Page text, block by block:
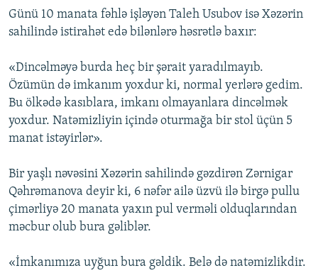
Günü 10 manata fəhlə işləyən Taleh Usubov isə Xəzərin
sahilində istirahət edə bilənlərə həsrətlə baxır:
«Dincəlməyə burda heç bir şərait yaradılmayıb.
Özümün də imkanım yoxdur ki, normal yerlərə gedim.
Bu ölkədə kasıblara, imkanı olmayanlara dincəlmək
yoxdur. Natəmizliyin içində oturmağa bir stol üçün 5
manat istəyirlər».
Bir yaşlı nəvəsini Xəzərin sahilində gəzdirən Zərnigar
Qəhrəmanova deyir ki, 6 nəfər ailə üzvü ilə birgə pullu
çimərliyə 20 manata yaxın pul verməli olduqlarından
məcbur olub bura gəliblər.
«İmkanımıza uyğun bura gəldik. Belə də natəmizlikdir.